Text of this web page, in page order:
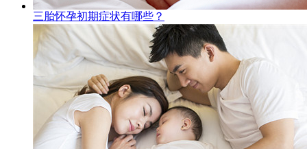
三胎怀孕初期症状有哪些？